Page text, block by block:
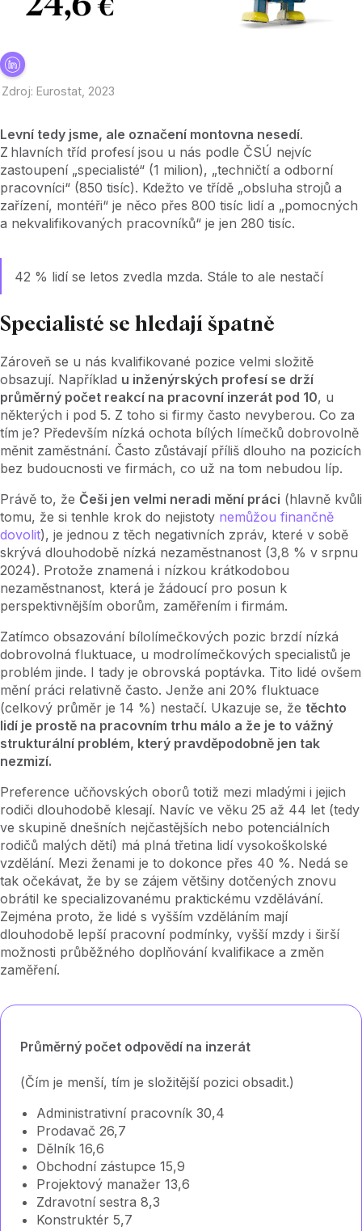
Zdroj: Eurostat, 2023
Levní tedy jsme, ale označení montovna nesedí.
Z hlavních tříd profesí jsou u nás podle ČSÚ nejvíc
zastoupení „specialisté“ (1 milion), „techničtí a odborní
pracovníci“ (850 tisíc). Kdežto ve třídě „obsluha strojů a
zařízení, montéři“ je něco přes 800 tisíc lidí a „pomocných
a nekvalifikovaných pracovníků“ je jen 280 tisíc.
42 % lidí se letos zvedla mzda. Stále to ale nestačí
Specialisté se hledají špatně
Zároveň se u nás kvalifikované pozice velmi složitě
obsazují. Například u inženýrských profesí se drží
průměrný počet reakcí na pracovní inzerát pod 10, u
některých i pod 5. Z toho si firmy často nevyberou. Co za
tím je? Především nízká ochota bílých límečků dobrovolně
měnit zaměstnání. Často zůstávají příliš dlouho na pozicích
bez budoucnosti ve firmách, co už na tom nebudou líp.
Právě to, že Češi jen velmi neradi mění práci (hlavně kvůli
tomu, že si tenhle krok do nejistoty nemůžou finančně
dovolit), je jednou z těch negativních zpráv, které v sobě
skrývá dlouhodobě nízká nezaměstnanost (3,8 % v srpnu
2024). Protože znamená i nízkou krátkodobou
nezaměstnanost, která je žádoucí pro posun k
perspektivnějším oborům, zaměřením i firmám.
Zatímco obsazování bílolímečkových pozic brzdí nízká
dobrovolná fluktuace, u modrolímečkových specialistů je
problém jinde. I tady je obrovská poptávka. Tito lidé ovšem
mění práci relativně často. Jenže ani 20% fluktuace
(celkový průměr je 14 %) nestačí. Ukazuje se, že těchto
lidí je prostě na pracovním trhu málo a že je to vážný
strukturální problém, který pravděpodobně jen tak
nezmizí.
Preference učňovských oborů totiž mezi mladými i jejich
rodiči dlouhodobě klesají. Navíc ve věku 25 až 44 let (tedy
ve skupině dnešních nejčastějších nebo potenciálních
rodičů malých dětí) má plná třetina lidí vysokoškolské
vzdělání. Mezi ženami je to dokonce přes 40 %. Nedá se
tak očekávat, že by se zájem většiny dotčených znovu
obrátil ke specializovanému praktickému vzdělávání.
Zejména proto, že lidé s vyšším vzděláním mají
dlouhodobě lepší pracovní podmínky, vyšší mzdy i širší
možnosti průběžného doplňování kvalifikace a změn
zaměření.
Průměrný počet odpovědí na inzerát
(Čím je menší, tím je složitější pozici obsadit.)
Administrativní pracovník 30,4
Prodavač 26,7
Dělník 16,6
Obchodní zástupce 15,9
Projektový manažer 13,6
Zdravotní sestra 8,3
Konstruktér 5,7